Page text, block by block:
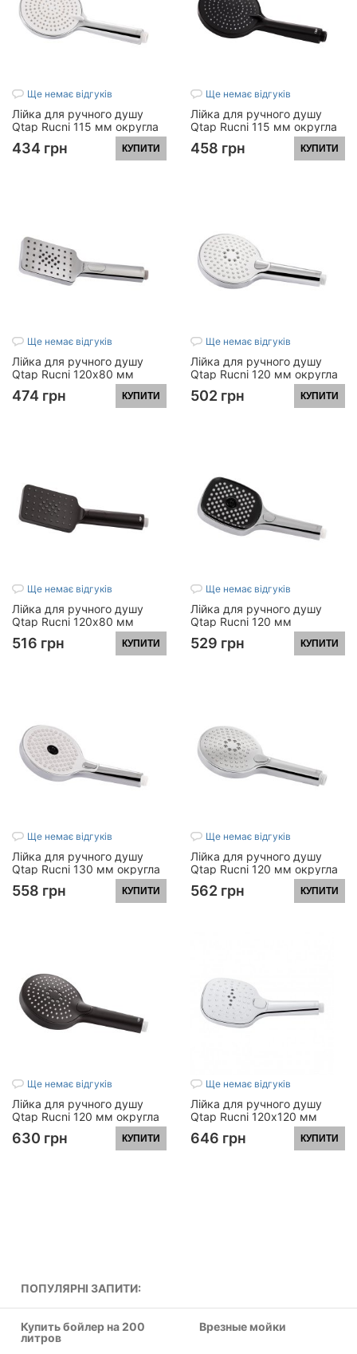
Ще немає відгуків
Лійка для ручного душу
Qtap Rucni 115 мм округла
QTRUCA116O3PCW Chrome
434 грн КУПИТИ
Ще немає відгуків
Лійка для ручного душу
Qtap Rucni 115 мм округла
QTRUCA116O3PBB Black
Matt
458 грн КУПИТИ
Ще немає відгуків
Лійка для ручного душу
Qtap Rucni 120х80 мм
QTRUCA121N3KCC Chrome
474 грн КУПИТИ
Ще немає відгуків
Лійка для ручного душу
Qtap Rucni 120 мм округла
QTRUCA115O3KCW Chrome
502 грн КУПИТИ
Ще немає відгуків
Лійка для ручного душу
Qtap Rucni 120х80 мм
прямокутна
QTRUCA121N3KBB Black
516 грн КУПИТИ
Ще немає відгуків
Лійка для ручного душу
Qtap Rucni 120 мм
прямокутна
QTRUCA120N3KCB Chrome
529 грн КУПИТИ
Ще немає відгуків
Лійка для ручного душу
Qtap Rucni 130 мм округла
QTRUCA133O3KCW Chrome
558 грн КУПИТИ
Ще немає відгуків
Лійка для ручного душу
Qtap Rucni 120 мм округла
QTRUCA120O3KCC Chrome
562 грн КУПИТИ
Ще немає відгуків
Лійка для ручного душу
Qtap Rucni 120 мм округла
QTRUCA120O3KBB Black
Matt
630 грн КУПИТИ
Ще немає відгуків
Лійка для ручного душу
Qtap Rucni 120х120 мм
прямокутна
QTHLA120N3KCW
646 грн КУПИТИ
ПОПУЛЯРНІ ЗАПИТИ:
Купить бойлер на 200
литров
Врезные мойки